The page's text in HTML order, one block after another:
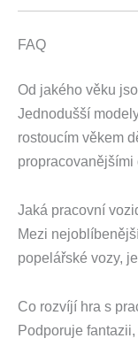
FAQ
Od jakého věku
Jednodušší
rostoucím věkem
propracovanějšími
Jaká pracovní
Mezi
popelářské vozy,
Co rozvíjí hra s
Podporuje